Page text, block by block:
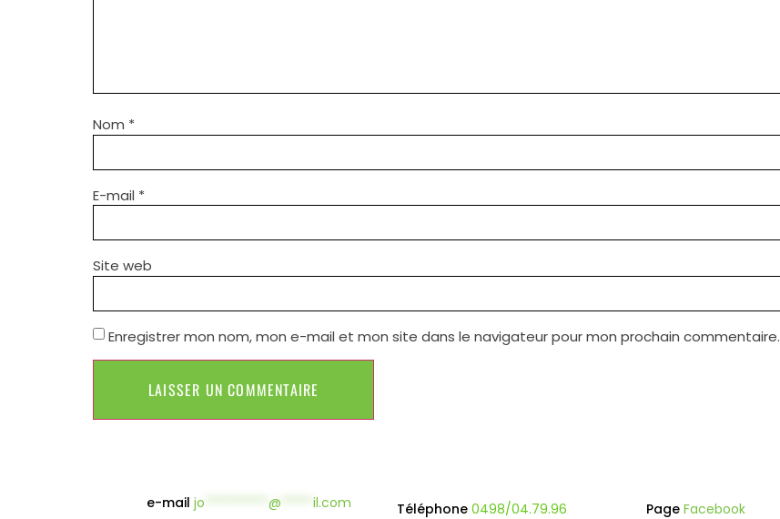
Nom *
E-mail *
Site web
Enregistrer mon nom, mon e-mail et mon site dans le navigateur pour mon prochain commentaire.
e-mailjo **********@ *****il.com Téléphone0498/04.79.96 Page Facebook